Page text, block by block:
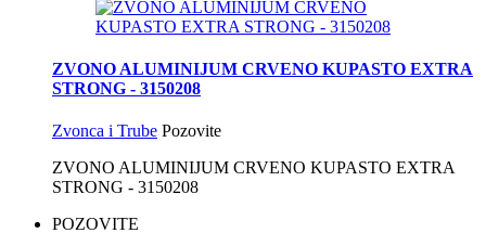
ZVONO ALUMINIJUM CRVENO KUPASTO EXTRA
STRONG - 3150208
Zvonca i Trube Pozovite
ZVONO ALUMINIJUM CRVENO KUPASTO EXTRA
STRONG - 3150208
POZOVITE